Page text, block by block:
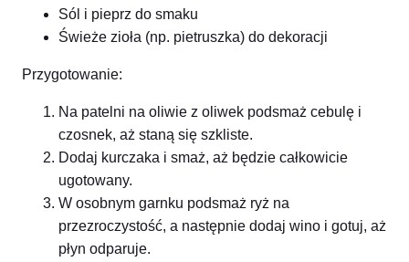
Sól i pieprz do smaku
Świeże zioła (np. pietruszka) do dekoracji
Przygotowanie:
Na patelni na oliwie z oliwek podsmaż cebulę i
czosnek, aż staną się szkliste.
Dodaj kurczaka i smaż, aż będzie całkowicie
ugotowany.
W osobnym garnku podsmaż ryż na
przezroczystość, a następnie dodaj wino i gotuj, aż
płyn odparuje.